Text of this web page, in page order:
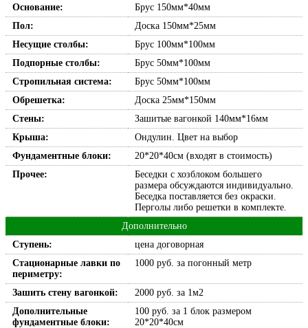
Основание:
Брус 150мм*40мм
Пол:
Доска 150мм*25мм
Несущие столбы:
Брус 100мм*100мм
Подпорные столбы:
Брус 50мм*100мм
Стропильная система:
Брус 50мм*100мм
Обрешетка:
Доска 25мм*150мм
Стены:
Зашитые вагонкой 140мм*16мм
Крыша:
Ондулин. Цвет на выбор
Фундаментные блоки:
20*20*40см (входят в стоимость)
Прочее:
Беседки с хозблоком большего
размера обсуждаются индивидуально.
Беседка поставляется без окраски.
Перголы либо решетки в комплекте.
Дополнительно
Ступень:
цена договорная
Стационарные лавки по
периметру:
1000 руб. за погонный метр
Зашить стену вагонкой:
2000 руб. за 1м2
Дополнительные
фундаментные блоки:
100 руб. за 1 блок размером
20*20*40см